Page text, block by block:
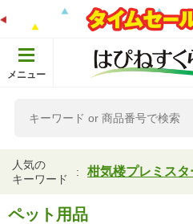
メニュー
人気の
キーワード
柑気楼プレミスタ
ペット用品